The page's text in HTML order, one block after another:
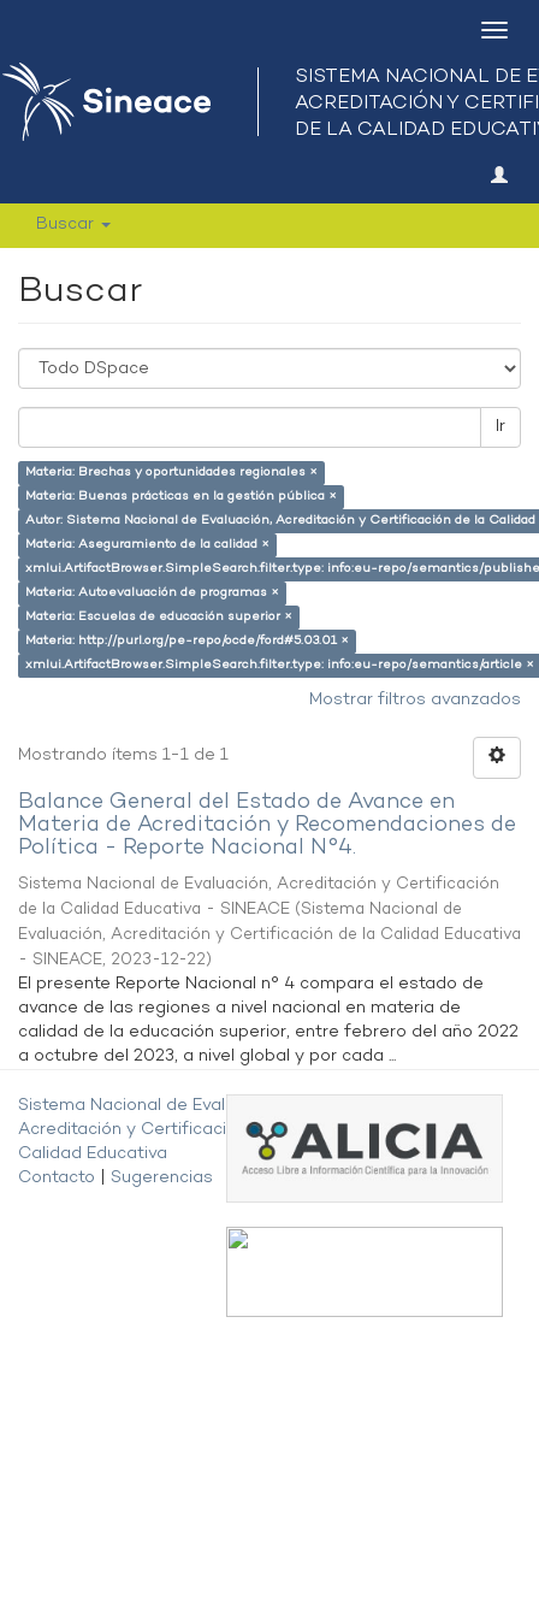
Buscar
Buscar
Ir
Materia: Brechas y oportunidades regionales ×
Materia: Buenas prácticas en la gestión pública ×
Autor: Sistema Nacional de Evaluación, Acreditación y Certificación de la
Materia: Aseguramiento de la calidad ×
xmlui.ArtifactBrowser.SimpleSearch.filter.type: info:eu-repo/semantics/
Materia: Autoevaluación de programas ×
Materia: Escuelas de educación superior ×
Materia: http://purl.org/pe-repo/ocde/ford#5.03.01 ×
xmlui.ArtifactBrowser.SimpleSearch.filter.type: info:eu-repo/semantics/article ×
Mostrar filtros avanzados
Mostrando ítems 1-1 de 1
Balance General del Estado de Avance en
Materia de Acreditación y Recomendaciones de
Política - Reporte Nacional N°4.
Sistema Nacional de Evaluación, Acreditación y Certificación
de la Calidad Educativa - SINEACE (Sistema Nacional de
Evaluación, Acreditación y Certificación de la Calidad Educativa
- SINEACE, 2023-12-22)
El presente Reporte Nacional n° 4 compara el estado de
avance de las regiones a nivel nacional en materia de
calidad de la educación superior, entre febrero del año 2022
a octubre del 2023, a nivel global y por cada ...
Sistema Nacional de Evaluación,
Acreditación y Certificación de la
Calidad Educativa
Contacto
Sugerencias